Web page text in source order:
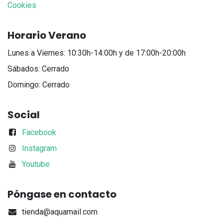
Cookies
Horario Verano
Lunes a Viernes: 10:30h-14:00h y de 17:00h-20:00h
Sábados: Cerrado
Domingo: Cerrado
Social
Facebook
Instagram
Youtube
Póngase en contacto
tienda@aquamail.com